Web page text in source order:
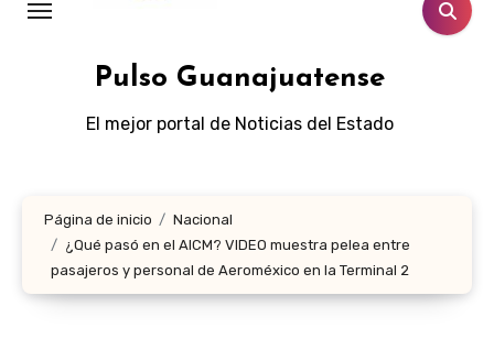
Pulso Guanajuatense
El mejor portal de Noticias del Estado
Página de inicio
Nacional
¿Qué pasó en el AICM? VIDEO muestra pelea entre
pasajeros y personal de Aeroméxico en la Terminal 2